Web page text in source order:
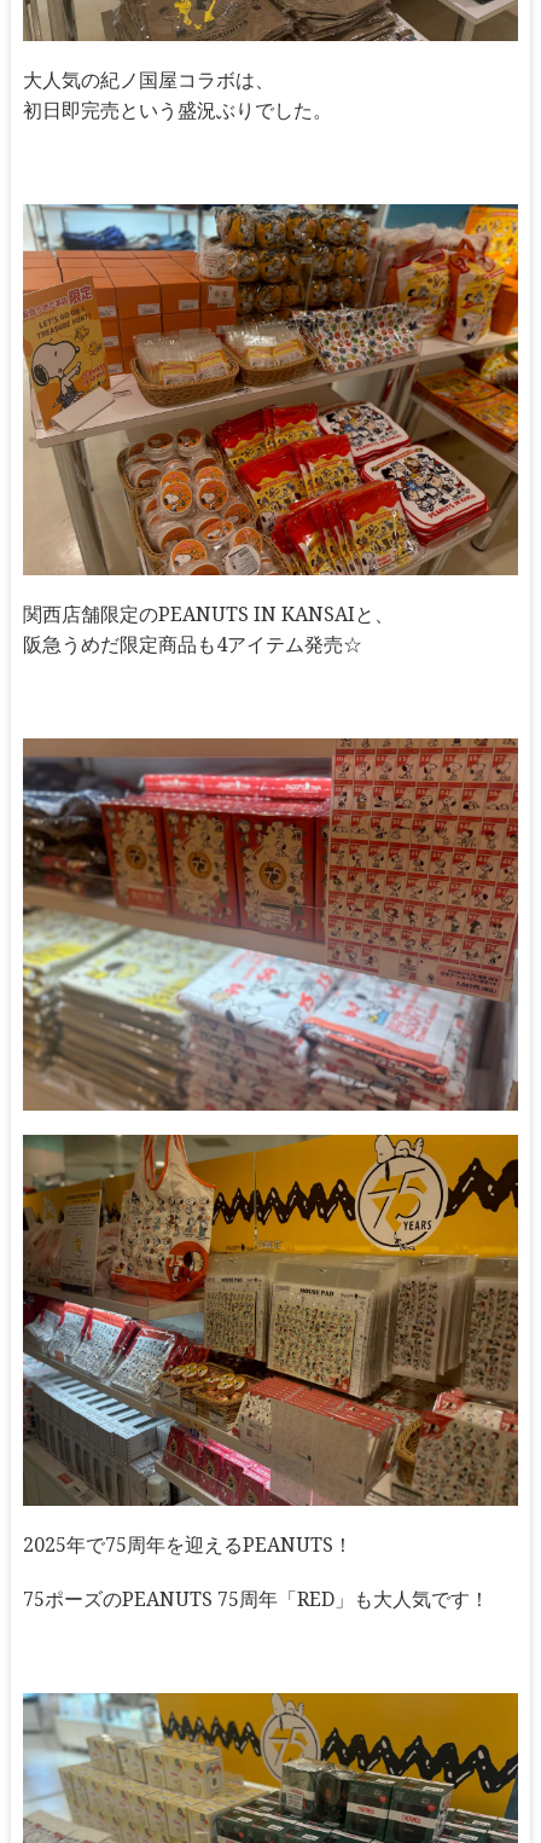
大人気の紀ノ国屋コラボは、
初日即完売という盛況ぶりでした。
関西店舗限定のPEANUTS IN KANSAIと、
阪急うめだ限定商品も4アイテム発売☆
2025年で75周年を迎えるPEANUTS！
75ポーズのPEANUTS 75周年「RED」も大人気です！